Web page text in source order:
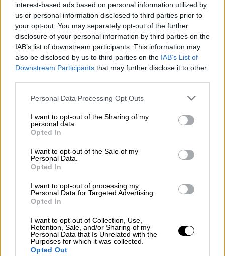
interest-based ads based on personal information utilized by
us or personal information disclosed to third parties prior to
your opt-out. You may separately opt-out of the further
disclosure of your personal information by third parties on the
IAB’s list of downstream participants. This information may
also be disclosed by us to third parties on the IAB’s List of
Downstream Participants that may further disclose it to other
Please note that this website/app uses one or more Google
not limited to your visit or usage behaviour. You may click to
grant or deny consent to Google and its third-party tags to
use your data for below specified purposes in below Google
consent section.
Personal Data Processing Opt Outs
I want to opt-out of the Sharing of my
personal data.
Opted In
I want to opt-out of the Sale of my
Personal Data.
Opted In
I want to opt-out of processing my
Personal Data for Targeted Advertising.
Opted In
I want to opt-out of Collection, Use,
Retention, Sale, and/or Sharing of my
Personal Data that Is Unrelated with the
Purposes for which it was collected.
Opted Out
Στο πλαίσιο της ανοχής που πηγάζει από τον
πολιτισμό και την ιστορία μας,
προστατεύουμε με ιδιαίτερη σπουδή όλα τα
πολιτιστικά αγαθά που έχουμε υπό την
κατοχή μας, χωρίς καμιά διάκριση,
συμπεριλαμβανομένης της Αγίας Σοφίας.
την ιστορική, πολιτιστική και πνευματική
αξία της Αγίας Σοφίας από την ημέρα που
κατακτήθηκε μέχρι σήμερα», αναφέρει ο
εκπρόσωπος του τουρκικού ΥΠΕΞ,
Ακσόι.
Στην ανακοίνωσή του προστίθεται ότι: «Με
την ευκαιρία αυτή υπενθυμίζουμε για άλλη
μια φορά μια αλήθεια που επαναλαμβάνουμε
πολιτιστικά μνημεία που βρίσκονται στο
έδαφός μας, αποτελούν περιουσία της
Τουρκίας. Κάθε είδους δικαιοδοσία σε